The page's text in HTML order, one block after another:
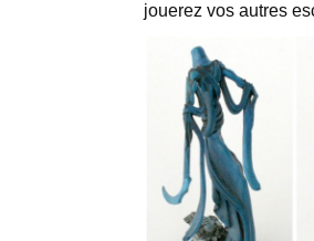
jouerez vos autres